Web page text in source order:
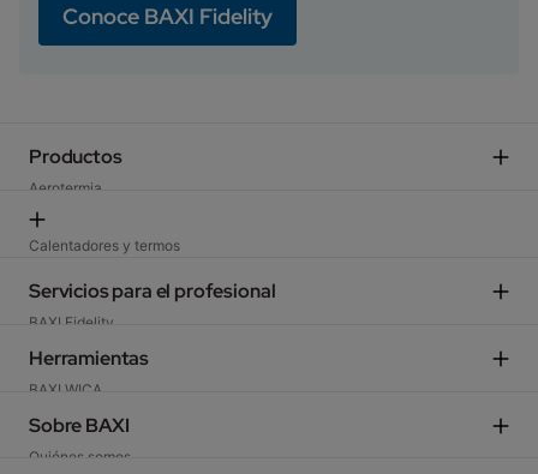
Conoce BAXI Fidelity
Productos
Aerotermia
Calderas domésticas​
Aire acondicionado​
Acumuladores​
Calentadores y termos
Ventilación
Emisores
Complementos y Componentes
Recambios
Servicios para el profesional
BAXI Fidelity​
Formación
Encuentra un distribuidor​
Herramientas
BAXI WICA
Catálogo interactivo​
Códigos de error
Sobre BAXI​
Quiénes somos